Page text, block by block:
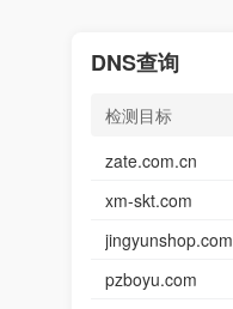
DNS查询
检测目标
zate.com.cn
xm-skt.com
jingyunshop.com
pzboyu.com